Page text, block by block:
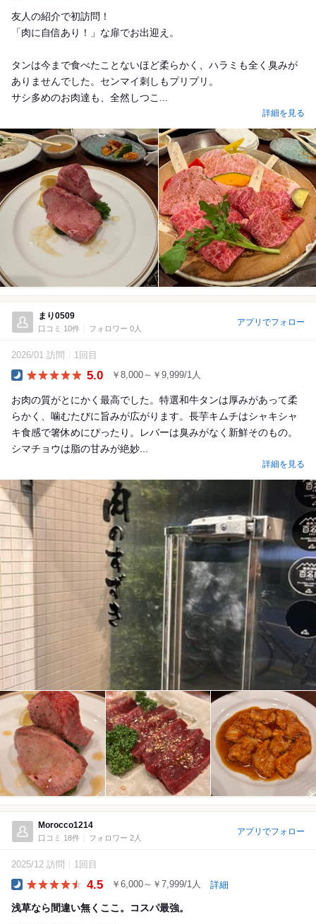
友人の紹介で初訪問！
「肉に自信あり！」な扉でお出迎え。
タンは今まで食べたことないほど柔らかく、ハラミも全く臭みが
ありませんでした。センマイ刺しもプリプリ。
サシ多めのお肉達も、全然しつこ...
詳細を見る
まり0509
口コミ 10件 フォロワー 0人
アプリでフォロー
2026/01 訪問 1回目
5.0 ￥8,000～￥9,999/1人
お肉の質がとにかく最高でした。特選和牛タンは厚みがあって柔
らかく、噛むたびに旨みが広がります。長芋キムチはシャキシャ
キ食感で箸休めにぴったり。レバーは臭みがなく新鮮そのもの。
シマチョウは脂の甘みが絶妙...
詳細を見る
Morocco1214
口コミ 18件 フォロワー 2人
アプリでフォロー
2025/12 訪問 1回目
4.5 ￥6,000～￥7,999/1人 詳細
浅草なら間違い無くここ。コスパ最強。